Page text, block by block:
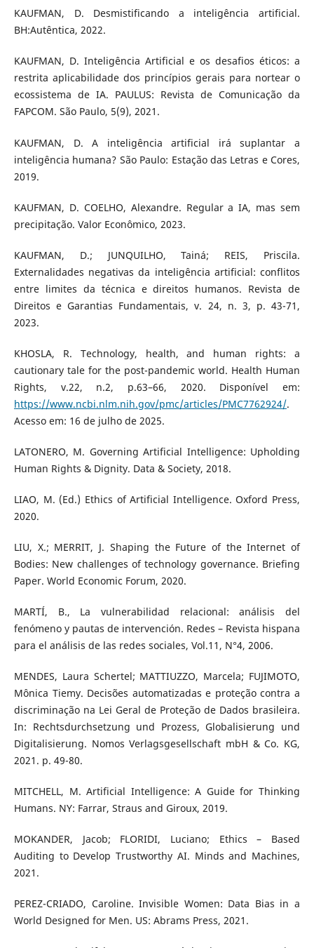
KAUFMAN, D. Desmistificando a inteligência artificial.
BH:Autêntica, 2022.
KAUFMAN, D. Inteligência Artificial e os desafios éticos: a
restrita aplicabilidade dos princípios gerais para nortear o
ecossistema de IA. PAULUS: Revista de Comunicação da
FAPCOM. São Paulo, 5(9), 2021.
KAUFMAN, D. A inteligência artificial irá suplantar a
inteligência humana? São Paulo: Estação das Letras e Cores,
2019.
KAUFMAN, D. COELHO, Alexandre. Regular a IA, mas sem
precipitação. Valor Econômico, 2023.
KAUFMAN, D.; JUNQUILHO, Tainá; REIS, Priscila.
Externalidades negativas da inteligência artificial: conflitos
entre limites da técnica e direitos humanos. Revista de
Direitos e Garantias Fundamentais, v. 24, n. 3, p. 43-71,
2023.
KHOSLA, R. Technology, health, and human rights: a
cautionary tale for the post-pandemic world. Health Human
Rights, v.22, n.2, p.63–66, 2020. Disponível em:
https://www.ncbi.nlm.nih.gov/pmc/articles/PMC7762924/.
Acesso em: 16 de julho de 2025.
LATONERO, M. Governing Artificial Intelligence: Upholding
Human Rights & Dignity. Data & Society, 2018.
LIAO, M. (Ed.) Ethics of Artificial Intelligence. Oxford Press,
2020.
LIU, X.; MERRIT, J. Shaping the Future of the Internet of
Bodies: New challenges of technology governance. Briefing
Paper. World Economic Forum, 2020.
MARTÍ, B., La vulnerabilidad relacional: análisis del
fenómeno y pautas de intervención. Redes – Revista hispana
para el análisis de las redes sociales, Vol.11, N°4, 2006.
MENDES, Laura Schertel; MATTIUZZO, Marcela; FUJIMOTO,
Mônica Tiemy. Decisões automatizadas e proteção contra a
discriminação na Lei Geral de Proteção de Dados brasileira.
In: Rechtsdurchsetzung und Prozess, Globalisierung und
Digitalisierung. Nomos Verlagsgesellschaft mbH & Co. KG,
2021. p. 49-80.
MITCHELL, M. Artificial Intelligence: A Guide for Thinking
Humans. NY: Farrar, Straus and Giroux, 2019.
MOKANDER, Jacob; FLORIDI, Luciano; Ethics – Based
Auditing to Develop Trustworthy AI. Minds and Machines,
2021.
PEREZ-CRIADO, Caroline. Invisible Women: Data Bias in a
World Designed for Men. US: Abrams Press, 2021.